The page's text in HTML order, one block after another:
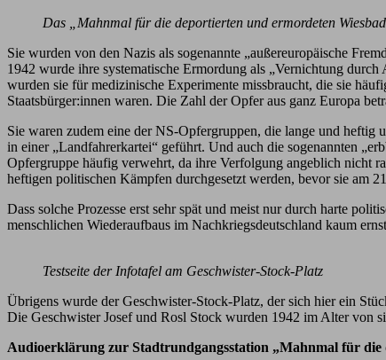
Das „Mahnmal für die deportierten und ermordeten
Sie wurden von den Nazis als sogenannte „außereuropäische
1942 wurde ihre systematische Ermordung als „Vernichtung
wurden sie für medizinische Experimente missbraucht, die sie
Staatsbürger:innen waren. Die Zahl der Opfer aus ganz Europa
Sie waren zudem eine der NS-Opfergruppen, die lange und
in einer „Landfahrerkartei“ geführt. Und auch die sogenannten
Opfergruppe häufig verwehrt, da ihre Verfolgung angeblich nicht
heftigen politischen Kämpfen durchgesetzt werden, bevor sie am
Dass solche Prozesse erst sehr spät und meist nur durch harte
menschlichen Wiederaufbaus im Nachkriegsdeutschland kaum
Testseite der Infotafel am Geschwister-Stock-Platz
Übrigens wurde der Geschwister-Stock-Platz, der sich hier ein
Die Geschwister Josef und Rosl Stock wurden 1942 im Alter von
Audioerklärung zur Stadtrundgangsstation „Mahnmal für